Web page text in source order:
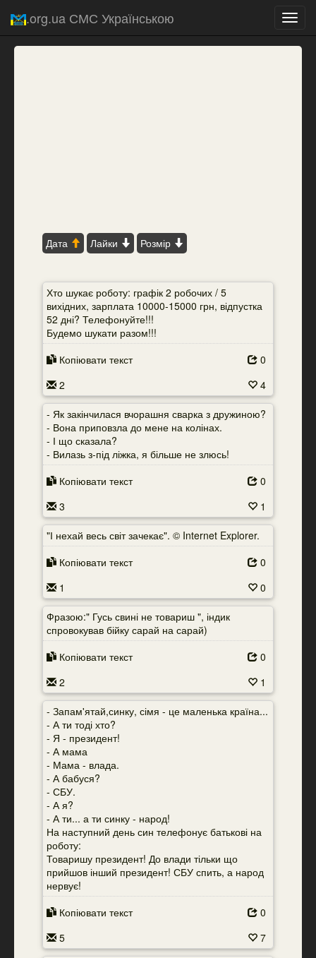
.org.ua СМС Українською
Дата Лайки Розмір
Хто шукає роботу: графік 2 робочих / 5
вихідних, зарплата 10000-15000 грн, відпустка
52 дні? Телефонуйте!!!
Будемо шукати разом!!!
Копіювати текст
0
2
4
- Як закінчилася вчорашня сварка з дружиною?
- Вона приповзла до мене на колінах.
- І що сказала?
- Вилазь з-під ліжка, я більше не злюсь!
Копіювати текст
0
3
1
"І нехай весь світ зачекає". © Internet Explorer.
Копіювати текст
0
1
0
Фразою:" Гусь свині не товариш ", індик
спровокував бійку сарай на сарай)
Копіювати текст
0
2
1
- Запам'ятай,синку, сімя - це маленька країна...
- А ти тоді хто?
- Я - президент!
- А мама
- Мама - влада.
- А бабуся?
- СБУ.
- А я?
- А ти... а ти синку - народ!
На наступний день син телефонує батькові на
роботу:
Товаришу президент! До влади тільки що
прийшов інший президент! СБУ спить, а народ
нервує!
Копіювати текст
0
5
7